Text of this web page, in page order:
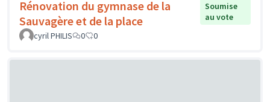
Rénovation du gymnase de la
Sauvagère et de la place
Soumise
au vote
cyril PHILIS
0 0